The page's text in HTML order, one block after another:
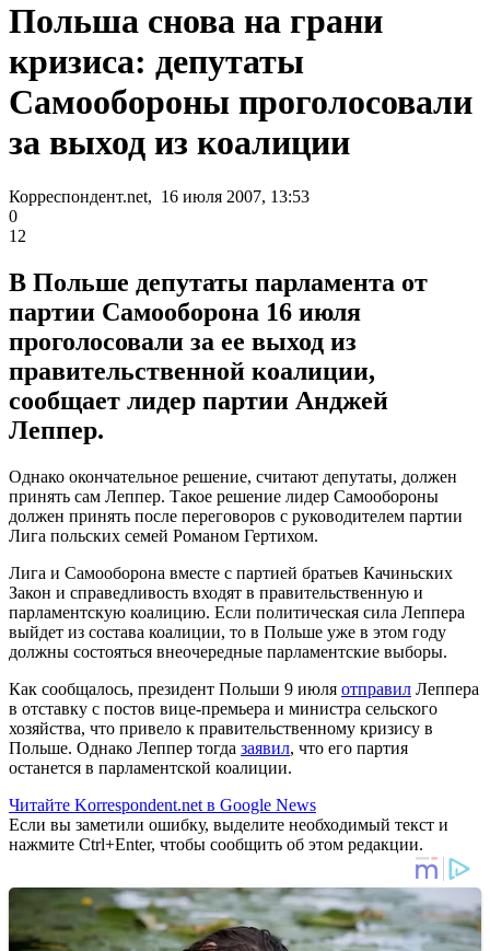
Польша снова на грани
кризиса: депутаты
Самообороны проголосовали
за выход из коалиции
Корреспондент.net, 16 июля 2007, 13:53
0
12
В Польше депутаты парламента от
партии Самооборона 16 июля
проголосовали за ее выход из
правительственной коалиции,
сообщает лидер партии Анджей
Леппер.
Однако окончательное решение, считают депутаты, должен
принять сам Леппер. Такое решение лидер Самообороны
должен принять после переговоров с руководителем партии
Лига польских семей Романом Гертихом.
Лига и Самооборона вместе с партией братьев Качиньских
Закон и справедливость входят в правительственную и
парламентскую коалицию. Если политическая сила Леппера
выйдет из состава коалиции, то в Польше уже в этом году
должны состояться внеочередные парламентские выборы.
Как сообщалось, президент Польши 9 июля отправил Леппера
в отставку с постов вице-премьера и министра сельского
хозяйства, что привело к правительственному кризису в
Польше. Однако Леппер тогда заявил, что его партия
останется в парламентской коалиции.
Читайте Korrespondent.net в Google News
Если вы заметили ошибку, выделите необходимый текст и
нажмите Ctrl+Enter, чтобы сообщить об этом редакции.